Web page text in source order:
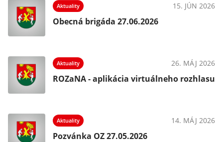
Aktuality 15. JÚN 2026
Obecná brigáda 27.06.2026
Aktuality 26. MÁJ 2026
ROZaNA - aplikácia virtuálneho rozhlasu
Aktuality 14. MÁJ 2026
Pozvánka OZ 27.05.2026